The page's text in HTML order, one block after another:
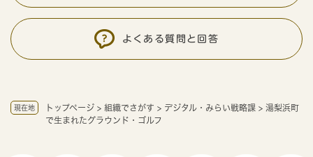
現在地 トップページ > 組織でさがす > デジタル・みらい戦略課 > 湯梨浜町
で生まれたグラウンド・ゴルフ
よくある質問と回答